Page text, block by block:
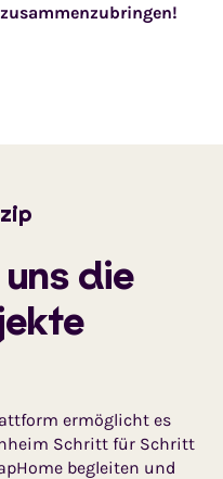
die
ermöglicht es
Schritt für Schritt
begleiten und